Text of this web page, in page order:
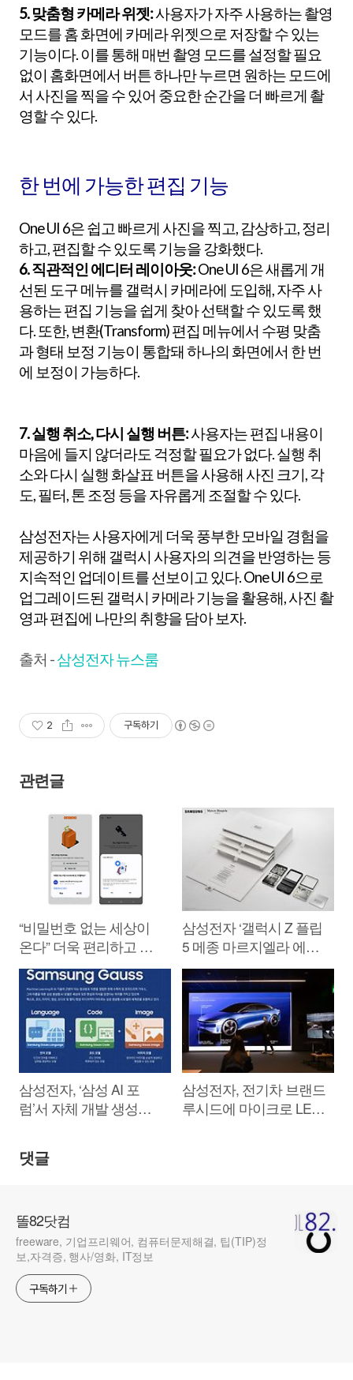
5. 맞춤형 카메라 위젯:사용자가 자주 사용하는 촬영
모드를 홈 화면에 카메라 위젯으로 저장할 수 있는
기능이다. 이를 통해 매번 촬영 모드를 설정할 필요
없이 홈화면에서 버튼 하나만 누르면 원하는 모드에
서 사진을 찍을 수 있어 중요한 순간을 더 빠르게 촬
영할 수 있다.
한 번에 가능한 편집 기능
One UI 6은 쉽고 빠르게 사진을 찍고, 감상하고, 정리
하고, 편집할 수 있도록 기능을 강화했다.
6. 직관적인 에디터 레이아웃:One UI 6은 새롭게 개
선된 도구 메뉴를 갤럭시 카메라에 도입해, 자주 사
용하는 편집 기능을 쉽게 찾아 선택할 수 있도록 했
다. 또한, 변환(Transform) 편집 메뉴에서 수평 맞춤
과 형태 보정 기능이 통합돼 하나의 화면에서 한 번
에 보정이 가능하다.
7. 실행 취소, 다시 실행 버튼:사용자는 편집 내용이
마음에 들지 않더라도 걱정할 필요가 없다. 실행 취
소와 다시 실행 화살표 버튼을 사용해 사진 크기, 각
도, 필터, 톤 조정 등을 자유롭게 조절할 수 있다.
삼성전자는 사용자에게 더욱 풍부한 모바일 경험을
제공하기 위해 갤럭시 사용자의 의견을 반영하는 등
지속적인 업데이트를 선보이고 있다. One UI 6으로
업그레이드된 갤럭시 카메라 기능을 활용해, 사진 촬
영과 편집에 나만의 취향을 담아 보자.
출처 -삼성전자 뉴스룸
2 구독하기
관련글
“비밀번호 없는 세상이
온다” 더욱 편리하고 안
전한 삼성 갤럭시 ‘패스
키’ 도입
삼성전자 ‘갤럭시 Z 플립
5 메종 마르지엘라 에디
션’ 공개
삼성전자, ‘삼성 AI 포
럼’서 자체 개발 생성형
삼성전자, 전기차 브랜드
루시드에 마이크로 LED
댓글
똘82닷컴
freeware, 기업프리웨어, 컴퓨터문제해결, 팁(TIP)정
보,자격증, 행사/영화, IT정보
구독하기